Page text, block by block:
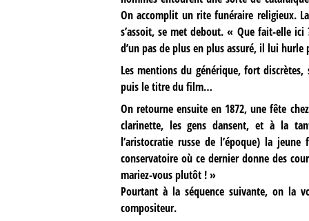
On accomplit un rite funéraire religieux.
s’assoit, se met debout. « Que fait-elle
d’un pas de plus en plus assuré, il lui
Les mentions du générique, fort
puis le titre du film…
On retourne ensuite en 1872, une fête
clarinette, les gens dansent, et à la
l’aristocratie russe de l’époque) la
conservatoire où ce dernier donne des
mariez-vous plutôt ! »
Pourtant à la séquence suivante, on la
compositeur.